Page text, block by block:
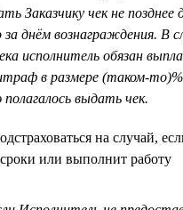
Заказчику чек не позднее
за днём вознаграждения. В
исполнитель обязан
в размере (таком-
выдать чек.
на случай,
или выполнит работу